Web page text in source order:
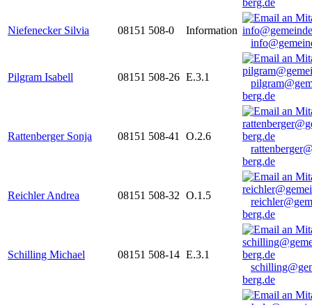
berg.de
Niefenecker Silvia 08151 508-0
Information
Pilgram Isabell 08151 508-26 E.3.1
berg.de
Rattenberger Sonja 08151 508-41
O.2.6
berg.de
Reichler Andrea 08151 508-32 O.1.5
berg.de
Schilling Michael 08151 508-14 E.3.1
berg.de